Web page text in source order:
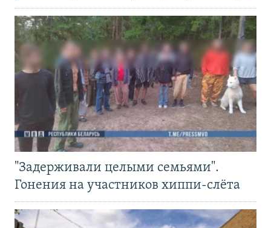
"Задерживали целыми семьями".
Гонения на участников хиппи-слёта